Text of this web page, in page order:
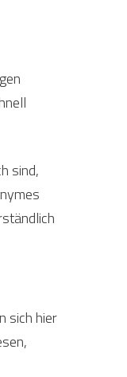
sind,
sich hier